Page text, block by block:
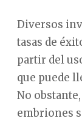
Diversos
tasas de
partir del
que puede
No
embriones